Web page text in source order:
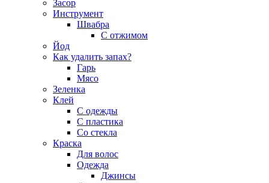
Засор
Инструмент
Швабра
С отжимом
Йод
Как удалить запах?
Гарь
Мясо
Зеленка
Клей
С одежды
С пластика
Со стекла
Краска
Для волос
Одежда
Джинсы